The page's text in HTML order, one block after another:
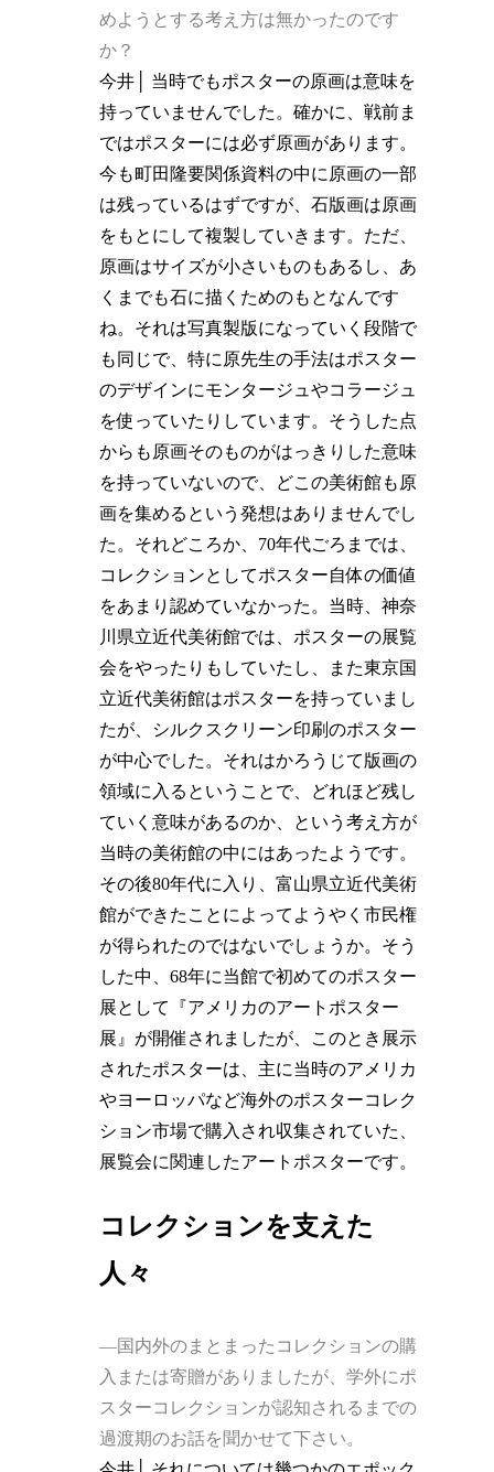
めようとする考え方は無かったのです
か？
今井│ 当時でもポスターの原画は意味を
持っていませんでした。確かに、戦前ま
ではポスターには必ず原画があります。
今も町田隆要関係資料の中に原画の一部
は残っているはずですが、石版画は原画
をもとにして複製していきます。ただ、
原画はサイズが小さいものもあるし、あ
くまでも石に描くためのもとなんです
ね。それは写真製版になっていく段階で
も同じで、特に原先生の手法はポスター
のデザインにモンタージュやコラージュ
を使っていたりしています。そうした点
からも原画そのものがはっきりした意味
を持っていないので、どこの美術館も原
画を集めるという発想はありませんでし
た。それどころか、70年代ごろまでは、
コレクションとしてポスター自体の価値
をあまり認めていなかった。当時、神奈
川県立近代美術館では、ポスターの展覧
会をやったりもしていたし、また東京国
立近代美術館はポスターを持っていまし
たが、シルクスクリーン印刷のポスター
が中心でした。それはかろうじて版画の
領域に入るということで、どれほど残し
ていく意味があるのか、という考え方が
当時の美術館の中にはあったようです。
その後80年代に入り、富山県立近代美術
館ができたことによってようやく市民権
が得られたのではないでしょうか。そう
した中、68年に当館で初めてのポスター
展として『アメリカのアートポスター
展』が開催されましたが、このとき展示
されたポスターは、主に当時のアメリカ
やヨーロッパなど海外のポスターコレク
ション市場で購入され収集されていた、
展覧会に関連したアートポスターです。
コレクションを支えた
人々
―国内外のまとまったコレクションの購
入または寄贈がありましたが、学外にポ
スターコレクションが認知されるまでの
過渡期のお話を聞かせて下さい。